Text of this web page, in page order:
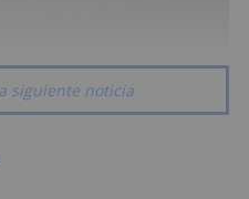
siguiente noticia